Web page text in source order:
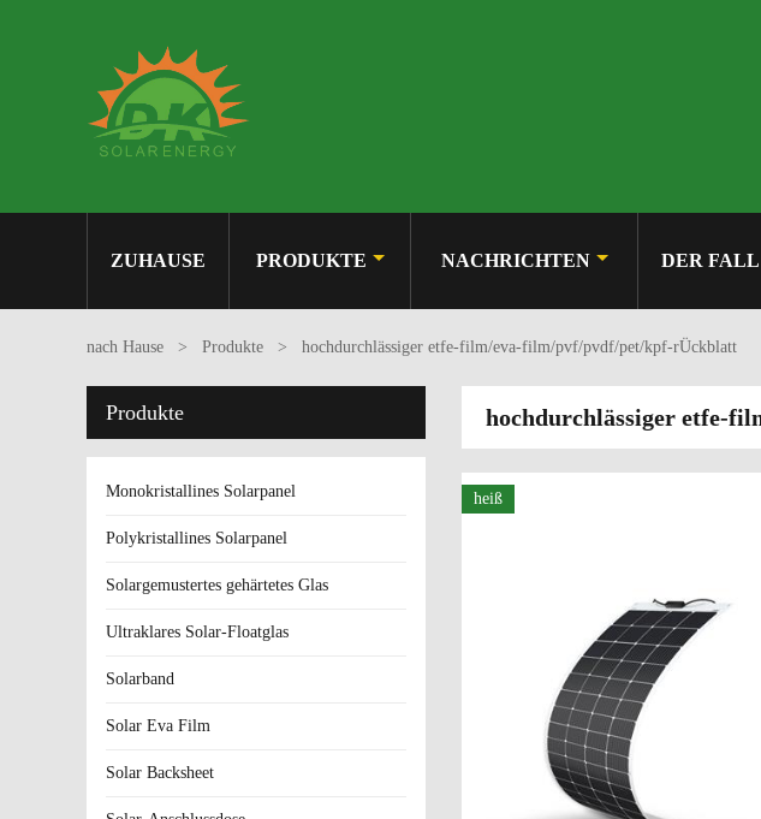
ZUHAUSE PRODUKTE NACHRICHTEN DER FALL
nach Hause > Produkte > hochdurchlässiger etfe-film/eva-film/pvf/pvdf/pet/kpf-rÜckblatt
hochdurchlässiger etfe-
heiß
Produkte
Monokristallines Solarpanel
Polykristallines Solarpanel
Solargemustertes gehärtetes Glas
Ultraklares Solar-Floatglas
Solarband
Solar Eva Film
Solar Backsheet